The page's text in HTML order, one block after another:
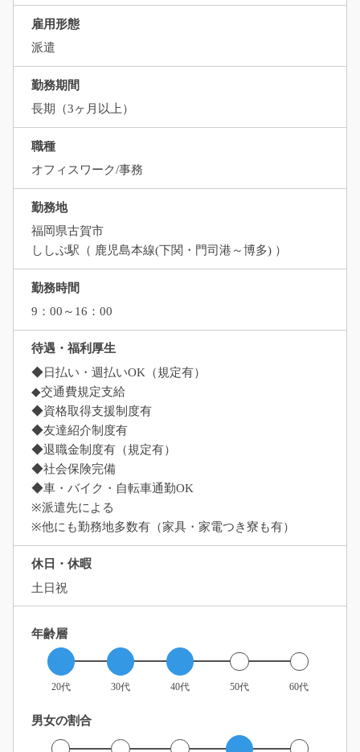
雇用形態
派遣
勤務期間
長期（3ヶ月以上）
職種
オフィスワーク/事務
勤務地
福岡県古賀市
ししぶ駅（ 鹿児島本線(下関・門司港～博多) ）
勤務時間
9：00～16：00
待遇・福利厚生
◆日払い・週払いOK（規定有）
◆交通費規定支給
◆資格取得支援制度有
◆友達紹介制度有
◆退職金制度有（規定有）
◆社会保険完備
◆車・バイク・自転車通勤OK
※派遣先による
※他にも勤務地多数有（家具・家電つき寮も有）
休日・休暇
土日祝
年齢層
20代 30代 40代 50代 60代
男女の割合